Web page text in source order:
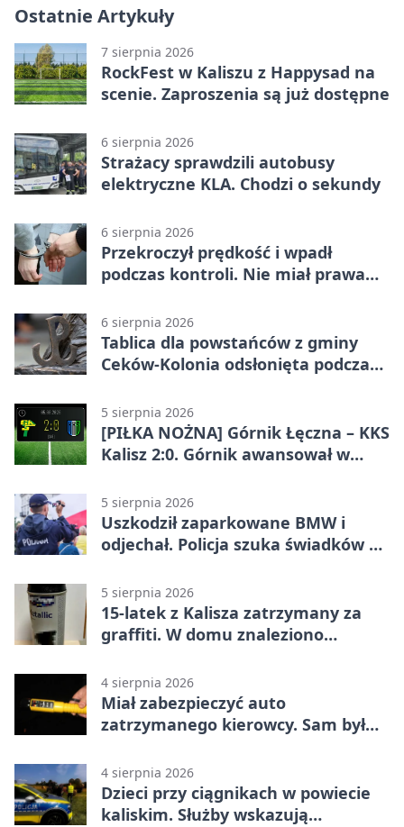
Ostatnie Artykuły
7 sierpnia 2026
RockFest w Kaliszu z Happysad na
scenie. Zaproszenia są już dostępne
6 sierpnia 2026
Strażacy sprawdzili autobusy
elektryczne KLA. Chodzi o sekundy
6 sierpnia 2026
Przekroczył prędkość i wpadł
podczas kontroli. Nie miał prawa
6 sierpnia 2026
Tablica dla powstańców z gminy
Ceków-Kolonia odsłonięta podczas
5 sierpnia 2026
[PIŁKA NOŻNA] Górnik Łęczna – KKS
Kalisz 2:0. Górnik awansował w
5 sierpnia 2026
Uszkodził zaparkowane BMW i
odjechał. Policja szuka świadków w
5 sierpnia 2026
15-latek z Kalisza zatrzymany za
graffiti. W domu znaleziono
4 sierpnia 2026
Miał zabezpieczyć auto
zatrzymanego kierowcy. Sam był
4 sierpnia 2026
Dzieci przy ciągnikach w powiecie
kaliskim. Służby wskazują